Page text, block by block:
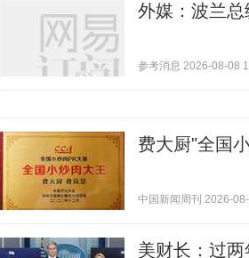
外媒：波兰
参考消息 2026-08-08
费大厨"全国
中国新闻周刊 2026-
美财长：过两